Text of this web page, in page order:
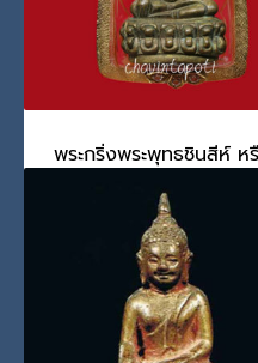
เจริญ คชวัตร
พระกริ่งพระพุทธชินสีห์
วันจันทร์, 27 มิถุนายน 2022
วันนี้มีโอกาสได้ชมสุดยอดพระ
PUBLISHED IN ทรงสร้างและทรงเ